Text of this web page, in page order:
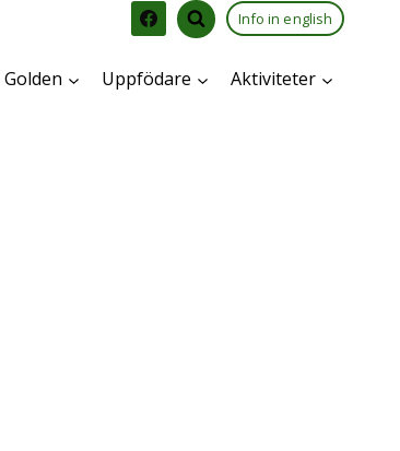
Info in english
Uppfödare Aktiviteter